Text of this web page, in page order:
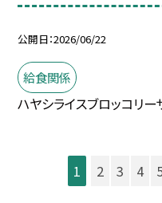
公開日 2026/06/22
給食関係
ハヤシライスブロッコリ
1 2 3 4